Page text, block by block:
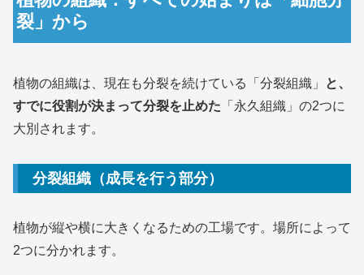
裂」から
植物の組織は、現在も分裂を続けている「分裂組織」
と、
すでに役割が決まって分裂を止めた 「永久組織」の2つに
大別されます。
分裂組織（成長を行う部分）
植物が縦や横に大きくなるための工場です。場所によって
2つに分かれます。